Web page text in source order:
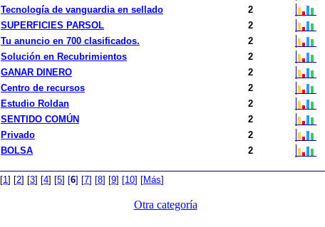
Tecnología de vanguardia en sellado 2
SUPERFICIES PARSOL 2
Tu anuncio en 700 clasificados. 2
Solución en Recubrimientos 2
GANAR DINERO 2
Centro de recursos 2
Estudio Roldan 2
SENTIDO COMÚN 2
Privado 2
BOLSA 2
[1] [2] [3] [4] [5] [6] [7] [8] [9] [10] [Más]
Otra categoría